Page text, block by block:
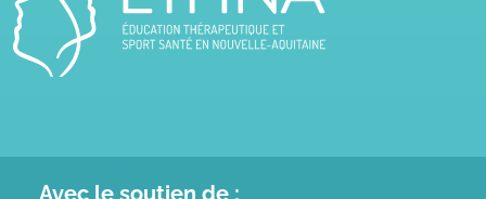
Avec le soutien de :